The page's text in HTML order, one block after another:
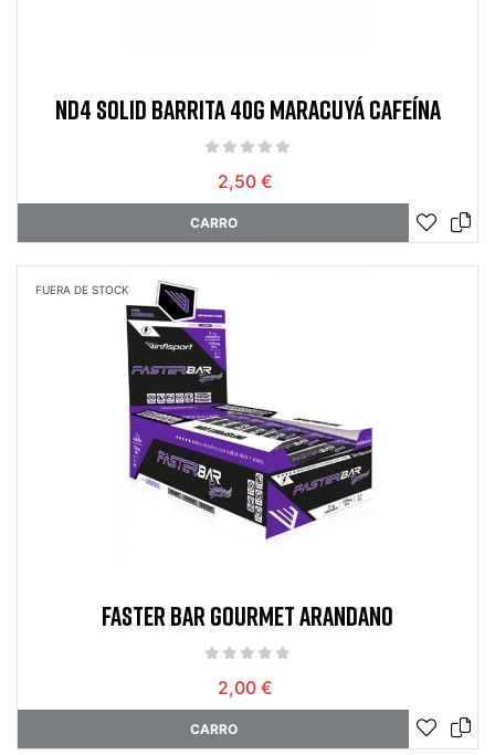
ND4 SOLID BARRITA 40G MARACUYÁ CAFEÍNA
2,50 €
CARRO
FUERA DE STOCK
FASTER BAR GOURMET ARANDANO
2,00 €
CARRO